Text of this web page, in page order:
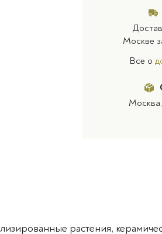
Москве
Все о
растения,